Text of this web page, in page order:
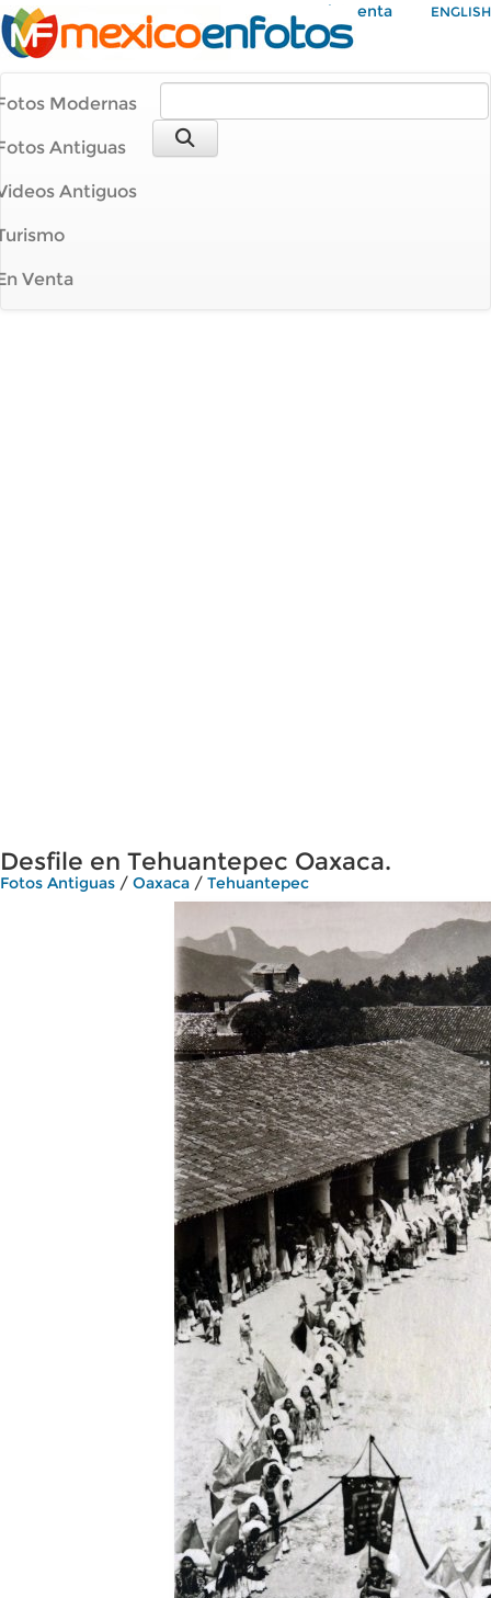
Mi Cuenta ENGLISH
Modernas
Antiguas
Antiguos
Venta
Desfile en Tehuantepec Oaxaca.
Fotos Antiguas / Oaxaca / Tehuantepec